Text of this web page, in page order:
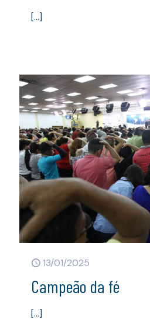
[…]
13/01/2025
Campeão da fé
[…]